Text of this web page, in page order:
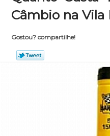
Câmbio na Vila
Gostou? compartilhe!